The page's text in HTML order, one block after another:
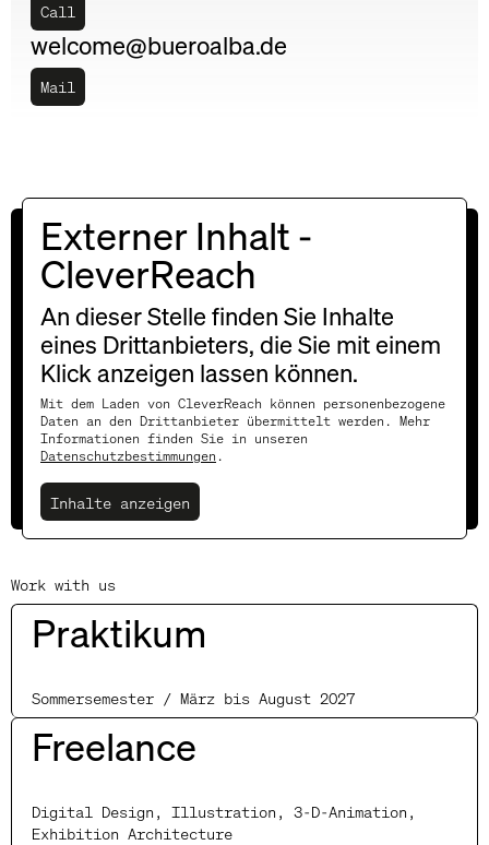
Call
welcome@bueroalba.de
Mail
Für Insights und
freundliche
Weihnachtsgrüße bitte
hier eintragen!
Subscribe
Externer Inhalt -
CleverReach
An dieser Stelle finden Sie Inhalte
eines Drittanbieters, die Sie mit einem
Klick anzeigen lassen können.
Mit dem Laden von CleverReach können personenbezogene
Daten an den Drittanbieter übermittelt werden. Mehr
Informationen finden Sie in unseren
Datenschutzbestimmungen .
Inhalte anzeigen
Work with us
Praktikum
Sommersemester / März bis August 2027
Freelance
Digital Design, Illustration, 3-D-Animation,
Exhibition Architecture